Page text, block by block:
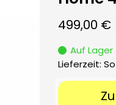
499,00 €
Auf Lager
Lieferzeit: